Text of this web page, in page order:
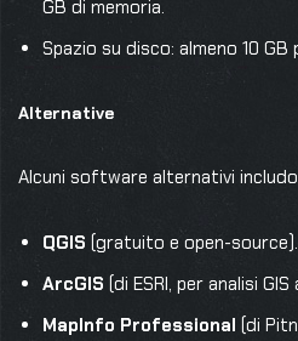
GB di memoria.
Spazio su disco: almeno 10 GB
Alternative
Alcuni software alternativi
QGIS (gratuito e open-source).
ArcGIS (di ESRI, per analisi
MapInfo Professional (di